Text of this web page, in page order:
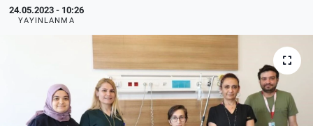
24.05.2023 - 10:26
YAYINLANMA
Bilecik